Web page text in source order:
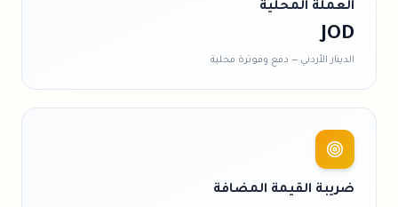
العملة المحلية
JOD
الدينار الأردني — دفع وفوترة محلية
ضريبة القيمة المضافة